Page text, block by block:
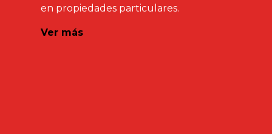
en propiedades particulares.
Ver más